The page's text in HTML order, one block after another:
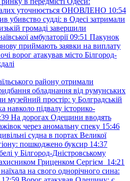
уточнюється ОНОВЛЕНО 10:54
убивство судді: в Одесі затримали
громаді завершили
амбулаторії 09:51 Пакунок
приймають заявки на виплату
ворог атакував місто Білгород-
району отримали
обладнання від румунських
музейний простір: у Болградській
навколо підвалу історико-
На дорогах Одещини вводять
через аномальну спеку 15:46
судна в портах Великої
пошкоджено буксир 14:37
у Білгород-Дністровському
Гриценком Сергієм 14:21
на свого однорічного сина: